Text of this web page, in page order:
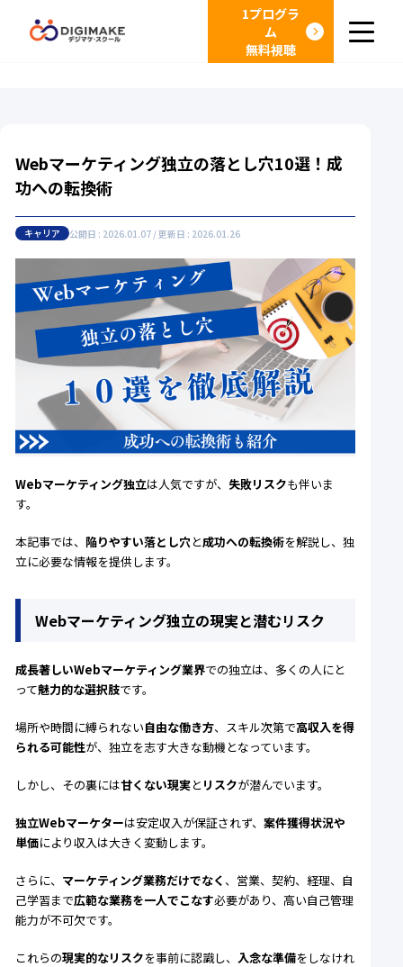
1プログラ
ム
無料視聴
Webマーケティング独立の落とし穴10選！成
功への転換術
キャリア 公開日 : 2026.01.07 / 更新日 : 2026.01.26
Webマーケティング独立は人気ですが、 失敗リスクも伴いま
す。
本記事では、 陥りやすい落とし穴 と成功への転換術を解説し、独
立に必要な情報を提供します。
Webマーケティング独立の現実と潜むリスク
成長著しいWebマーケティング業界での独立は、多くの人にと
って魅力的な選択肢です。
場所や時間に縛られない自由な働き方、スキル次第で高収入を得
られる可能性が、独立を志す大きな動機となっています。
しかし、その裏には甘くない現実とリスクが潜んでいます。
独立Webマーケターは安定収入が保証されず、案件獲得状況や
単価により収入は大きく変動します。
さらに、 マーケティング業務だけでなく 、営業、契約、経理、自
己学習まで広範な業務を一人でこなす必要があり、高い自己管理
能力が不可欠です。
これらの現実的なリスクを事前に認識し、 入念な準備をしなけれ